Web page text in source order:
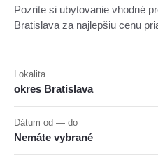
Pozrite si ubytovanie vhodné
Bratislava za najlepšiu cenu
Lokalita
okres Bratislava
Dátum od — do
Nemáte vybrané